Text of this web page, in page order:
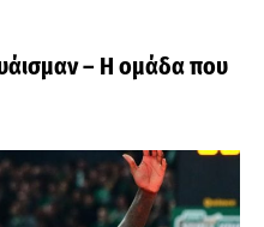
– Η ομάδα που